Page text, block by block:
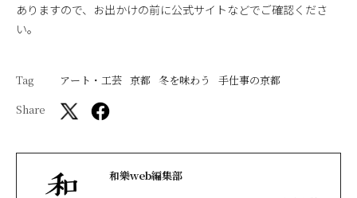
ありますので、お出かけの前に公式サイトなどでご確認くださ
い。
Tag アート・工芸 京都 冬を味わう
手仕事の京都
Share
和樂web編集部